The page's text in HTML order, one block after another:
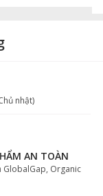
nhật)
AN TOÀN
GlobalGap, Organic